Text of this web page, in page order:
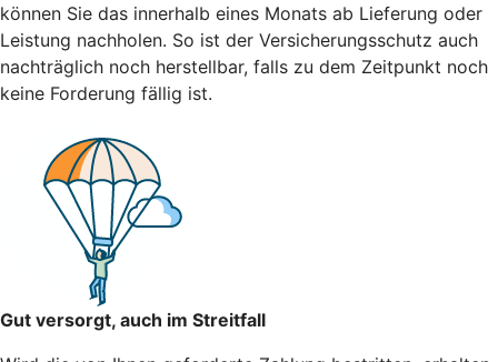
können Sie das innerhalb eines Monats ab Lieferung oder
Leistung nachholen. So ist der Versicherungsschutz auch
nachträglich noch herstellbar, falls zu dem Zeitpunkt noch
keine Forderung fällig ist.
Gut versorgt, auch im Streitfall